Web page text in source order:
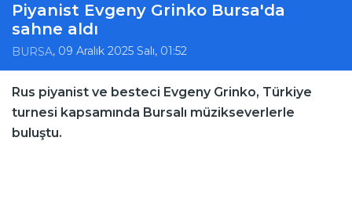
Piyanist Evgeny Grinko Bursa'da
sahne aldı
BURSA, 09 Aralık 2025 Salı, 01:52
Rus piyanist ve besteci Evgeny Grinko, Türkiye
turnesi kapsamında Bursalı müzikseverlerle
buluştu.